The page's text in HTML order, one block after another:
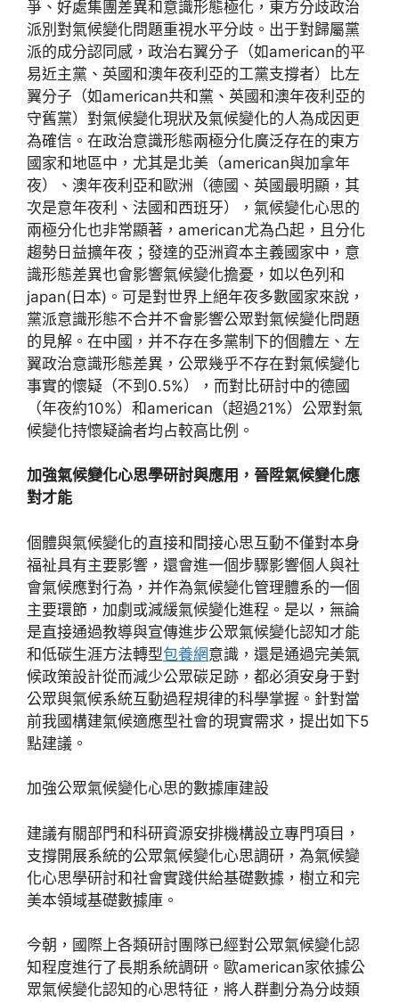
爭、好處集團差異和意識形態極化，東方分歧政治
派別對氣候變化問題重視水平分歧。出于對歸屬黨
派的成分認同感，政治右翼分子（如american的平
易近主黨、英國和澳年夜利亞的工黨支撐者）比左
翼分子（如american共和黨、英國和澳年夜利亞的
守舊黨）對氣候變化現狀及氣候變化的人為成因更
為確信。在政治意識形態兩極分化廣泛存在的東方
國家和地區中，尤其是北美（american與加拿年
夜）、澳年夜利亞和歐洲（德國、英國最明顯，其
次是意年夜利、法國和西班牙），氣候變化心思的
兩極分化也非常顯著，american尤為凸起，且分化
趨勢日益擴年夜；發達的亞洲資本主義國家中，意
識形態差異也會影響氣候變化擔憂，如以色列和
japan(日本)。可是對世界上絕年夜多數國家來說，
黨派意識形態不合并不會影響公眾對氣候變化問題
的見解。在中國，并不存在多黨制下的個體左、左
翼政治意識形態差異，公眾幾乎不存在對氣候變化
事實的懷疑（不到0.5%），而對比研討中的德國
（年夜約10%）和american（超過21%）公眾對氣
候變化持懷疑論者均占較高比例。
加強氣候變化心思學研討與應用，晉陞氣候變化應
對才能
個體與氣候變化的直接和間接心思互動不僅對本身
福祉具有主要影響，還會進一個步驟影響個人與社
會氣候應對行為，并作為氣候變化管理體系的一個
主要環節，加劇或減緩氣候變化進程。是以，無論
是直接通過教導與宣傳進步公眾氣候變化認知才能
和低碳生涯方法轉型包養網意識，還是通過完美氣
候政策設計從而減少公眾碳足跡，都必須安身于對
公眾與氣候系統互動過程規律的科學掌握。針對當
前我國構建氣候適應型社會的現實需求，提出如下5
點建議。
加強公眾氣候變化心思的數據庫建設
建議有關部門和科研資源安排機構設立專門項目，
支撐開展系統的公眾氣候變化心思調研，為氣候變
化心思學研討和社會實踐供給基礎數據，樹立和完
美本領域基礎數據庫。
今朝，國際上各類研討團隊已經對公眾氣候變化認
知程度進行了長期系統調研。歐american家依據公
眾氣候變化認知的心思特征，將人群劃分為分歧類